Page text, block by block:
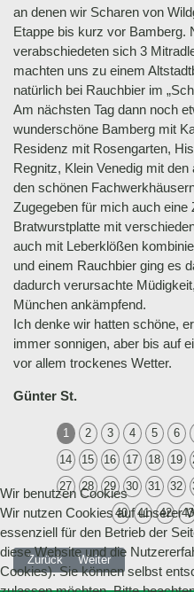
an denen wir Scharen von
Etappe bis kurz vor Bamberg.
verabschiedeten sich 3
machten uns zu einem
natürlich bei Rauchbier im
Am nächsten Tag dann noch
wunderschöne Bamberg mit
Residenz mit Rosengarten,
Regnitz, Klein Venedig mit
den schönen
Zugegeben für mich auch eine
Bratwurstplatte mit
auch mit Leberklößen
und einem Rauchbier ging es
dadurch verursachte
München ankämpfend.
Ich denke wir hatten schöne,
immer sonnigen, aber bis auf
vor allem trockenes Wetter.
Günter St.
1 2 3 4 5 6
14 15 16 17 18 19
27 28 29 30 31 32
40 41 42 43
Vorheriger Beitrag: 25.09.2016
Zurück Nächster Beitrag:
Weiter
Wir benutzen Cookies
Wir nutzen Cookies auf unserer
essenziell für den Betrieb der
diese Website und die
Cookies). Sie können selbst